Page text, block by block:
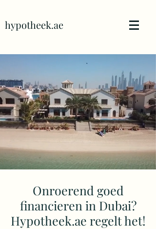
hypotheek.ae
Onroerend goed
financieren in Dubai?
Hypotheek.ae regelt het!